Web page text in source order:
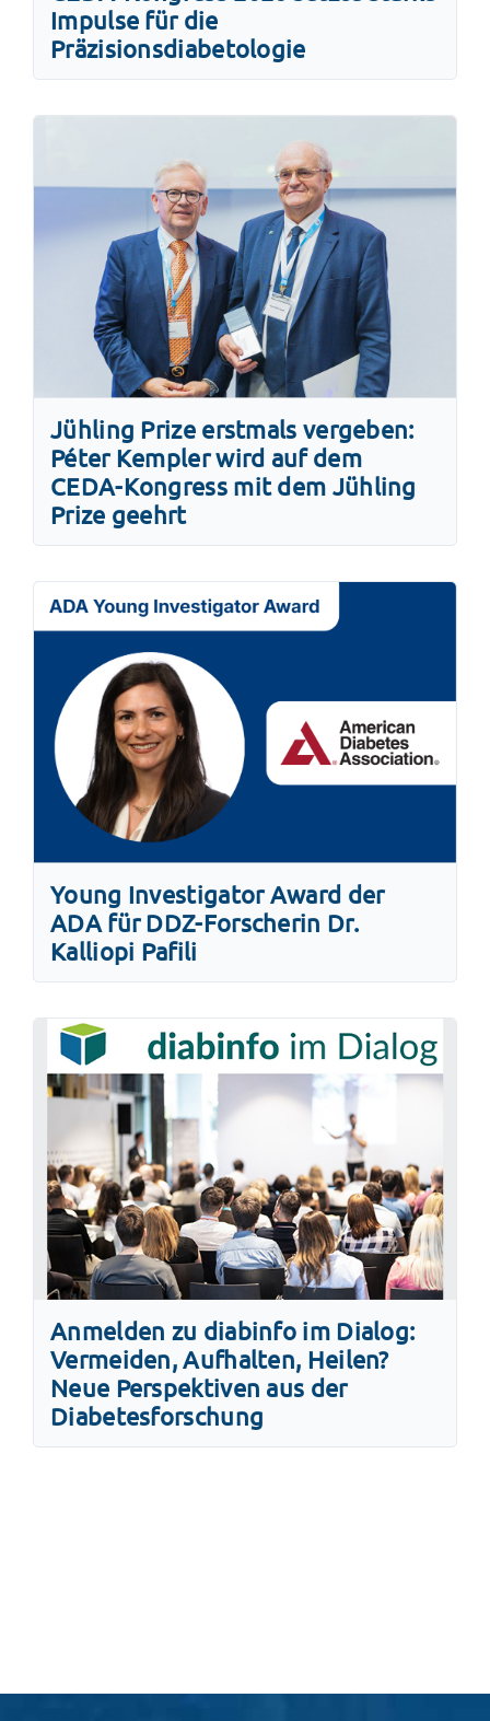
Impulse für die
Präzisionsdiabetologie
Jühling Prize erstmals vergeben:
Péter Kempler wird auf dem
CEDA-Kongress mit dem Jühling
Prize geehrt
Young Investigator Award der
ADA für DDZ-Forscherin Dr.
Kalliopi Pafili
Anmelden zu diabinfo im Dialog:
Vermeiden, Aufhalten, Heilen?
Neue Perspektiven aus der
Diabetesforschung